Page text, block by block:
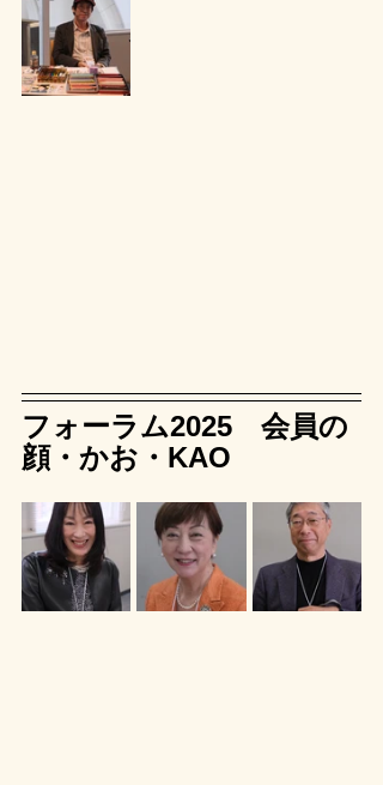
フォーラム2025　会員の
顔・かお・KAO